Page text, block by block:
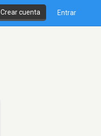
Crear cuenta Entrar